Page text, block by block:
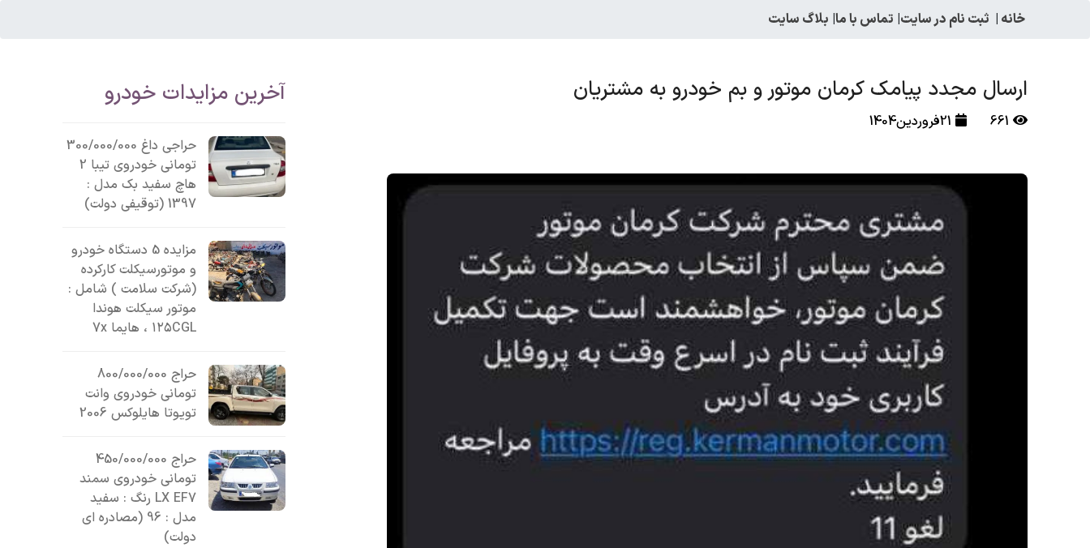
خانه | ثبت نام در سایت| تماس با ما| بلاگ سایت
ارسال مجدد پیامک کرمان موتور و بم خودرو به مشتریان
661 21فروردین1404
آخرین مزایدات خودرو
حراجی داغ 300/000/000
تومانی خودروی تیبا 2
هاچ سفید بک مدل :
1397 (توقیفی دولت)
مزایده 5 دستگاه خودرو
و موتورسیکلت کارکرده
(شرکت سلامت ) شامل :
موتور سیکلت هوندا
۱۲۵CGL ، هایما 7x
حراج 800/000/000
تومانی خودروی وانت
تویوتا هایلوکس 2006
حراج 450/000/000
تومانی خودروی سمند
LX EF7 رنگ : سفید
مدل : 96 (مصادره ای
دولت)